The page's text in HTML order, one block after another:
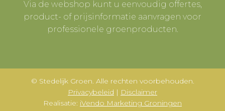
Via de webshop kunt u eenvoudig offertes,
product- of prijsinformatie aanvragen voor
professionele groenproducten.
© Stedelijk Groen. Alle rechten voorbehouden.
Privacybeleid | Disclaimer
Realisatie: iVendo Marketing Groningen